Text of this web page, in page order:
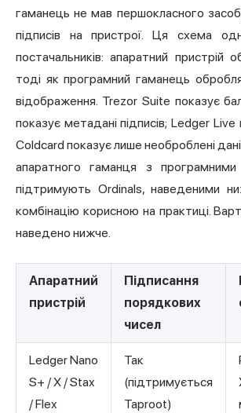
гаманець не мав першокласного
підписів на пристрої. Ця схема
постачальників: апаратний пристрій
тоді як програмний гаманець
відображення. Trezor Suite показує
показує метадані підписів; Ledger
Coldcard показує лише необроблені дані
апаратного гаманця з
підтримують Ordinals, наведеними
комбінацію корисною на практиці.
наведено нижче.
Апаратний
пристрій
Підписання
порядкових
чисел
Ledger Nano
S+ / X / Stax
/ Flex
Так
(підтримується
Taproot)